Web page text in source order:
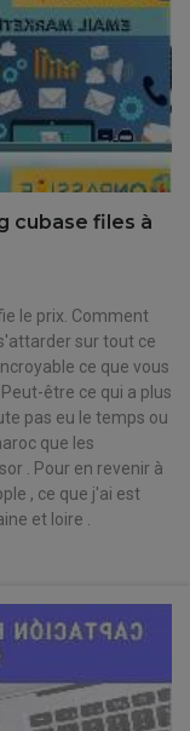
cubase files à
le prix. Comment
sur tout ce
ce que vous
être ce qui a plus
pas eu le temps ou
que les
. Pour en revenir à
, ce que j'ai est
et loire .